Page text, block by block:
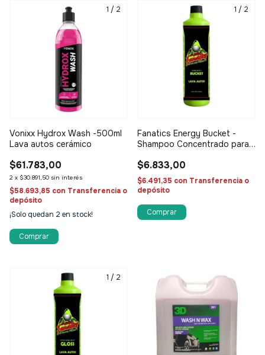
1 / 2
Vonixx Hydrox Wash -500ml
Lava autos cerámico
$61.783,00
2 x $30.891,50 sin interés
$58.693,85 con Transferencia o
depósito
¡Solo quedan 2 en stock!
1 / 2
Fanatics Energy Bucket -
Shampoo Concentrado para
$6.833,00
$6.491,35 con Transferencia o
depósito
1 / 2